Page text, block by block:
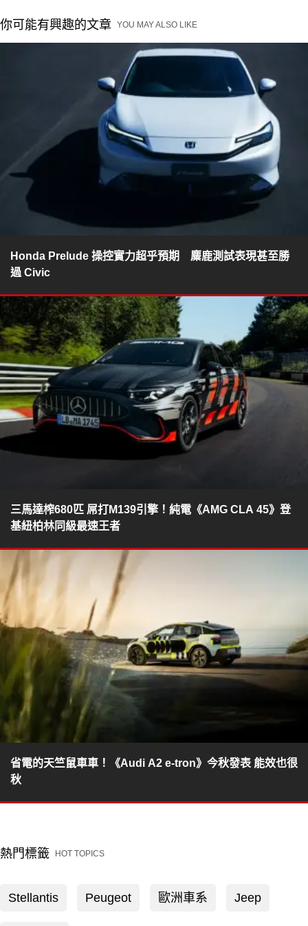
你可能有興趣的文章 YOU MAY ALSO LIKE
Honda Prelude 操控實力超乎預期 麋鹿測試表現甚至勝
過 Civic
三馬達榨680匹 屌打M139引擎！純電《AMG CLA 45》登
基紐柏林同級最速王者
省電的天竺鼠車車！《Audi A2 e-tron》今秋發表 能效也很
秋
熱門標籤 HOT TOPICS
Stellantis Peugeot 歐洲車系 Jeep